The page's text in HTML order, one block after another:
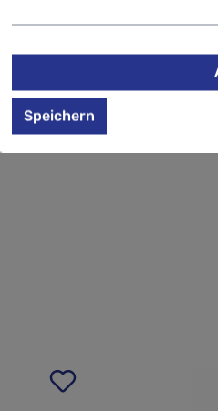
Hülle für einen 15"/16" Laptop
Schultergurten
Halt
aus Metall
Zugang
Größen
Speichern